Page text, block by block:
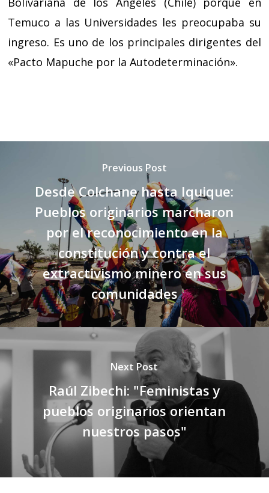
Temuco a las Universidades les preocupaba su
ingreso. Es uno de los principales dirigentes del
«Pacto Mapuche por la Autodeterminación».
Previous Post
Desde Colchane hasta Iquique:
Pueblos originarios marcharon
por el reconocimiento en la
constitución y contra el
extractivismo minero en sus
comunidades
Next Post
Raúl Zibechi: "Feministas y
pueblos originarios orientan
nuestros pasos"